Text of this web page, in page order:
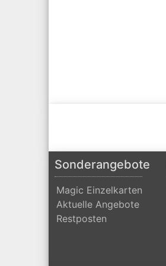
Sonderangebote
Magic Einzelkarten
Aktuelle Angebote
Restposten